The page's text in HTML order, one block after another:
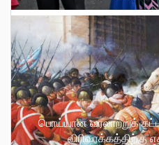
பொய்யான வரலாற்றுக்
விரிவாக்கத்திற்கு